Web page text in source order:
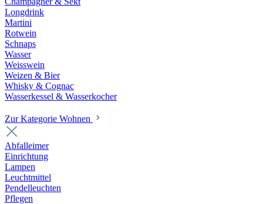
Longdrink
Martini
Rotwein
Schnaps
Wasser
Weisswein
Weizen & Bier
Whisky & Cognac
Wasserkessel & Wasserkocher
Zur Kategorie Wohnen
Abfalleimer
Einrichtung
Lampen
Leuchtmittel
Pendelleuchten
Pflegen